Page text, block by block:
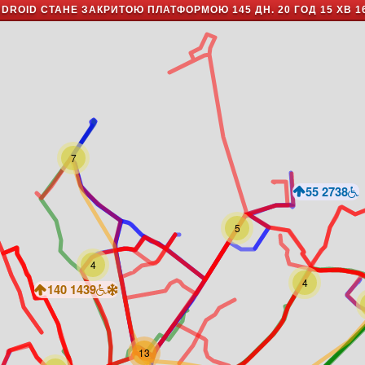
СТАНЕ ЗАКРИТОЮ ПЛАТФОРМОЮ 145 ДН. 20 ГОД 15 ХВ
140 1439
5
4
4
552738
7
13